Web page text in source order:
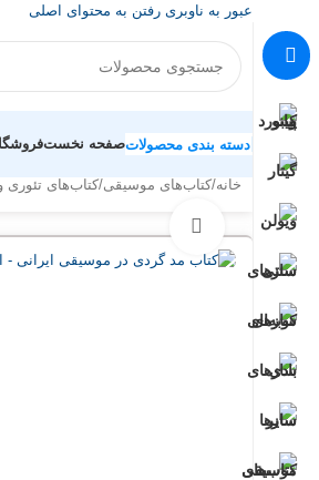
عبور به ناوبری رفتن به محتوای اصلی
دسته بندی محصولاتصفحه نخست
خانه/کتاب‌های موسیقی/کتاب‌های تئوری